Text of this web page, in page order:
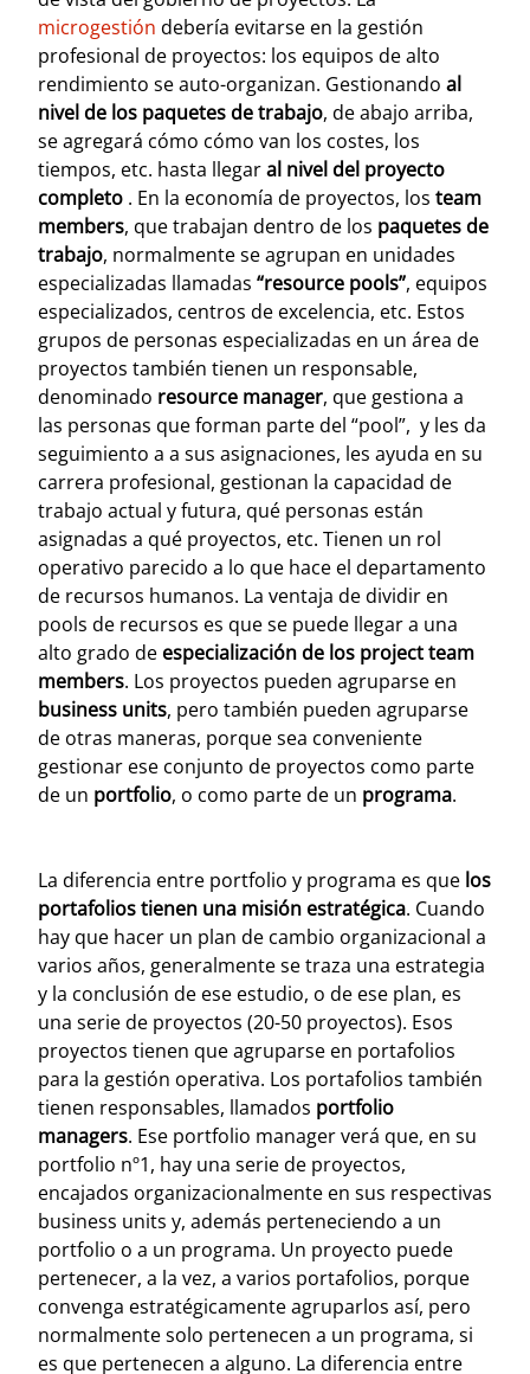
microgestión debería evitarse en la gestión
profesional de proyectos: los equipos de alto
rendimiento se auto-organizan. Gestionando al
nivel de los paquetes de trabajo, de abajo arriba,
se agregará cómo cómo van los costes, los
tiempos, etc. hasta llegaral nivel del proyecto
completo . En la economía de proyectos, los team
members, que trabajan dentro de los paquetes de
trabajo, normalmente se agrupan en unidades
especializadas llamadas “resource pools”, equipos
especializados, centros de excelencia, etc. Estos
grupos de personas especializadas en un área de
proyectos también tienen un responsable,
denominado resource manager, que gestiona a
las personas que forman parte del “pool”, y les da
seguimiento a a sus asignaciones, les ayuda en su
carrera profesional, gestionan la capacidad de
trabajo actual y futura, qué personas están
asignadas a qué proyectos, etc. Tienen un rol
operativo parecido a lo que hace el departamento
de recursos humanos. La ventaja de dividir en
pools de recursos es que se puede llegar a una
alto grado de especialización de los project team
members. Los proyectos pueden agruparse en
business units, pero también pueden agruparse
de otras maneras, porque sea conveniente
gestionar ese conjunto de proyectos como parte
de un portfolio, o como parte de un programa.
La diferencia entre portfolio y programa es que los
portafolios tienen una misión estratégica. Cuando
hay que hacer un plan de cambio organizacional a
varios años, generalmente se traza una estrategia
y la conclusión de ese estudio, o de ese plan, es
una serie de proyectos (20-50 proyectos). Esos
proyectos tienen que agruparse en portafolios
para la gestión operativa. Los portafolios también
tienen responsables, llamados portfolio
managers. Ese portfolio manager verá que, en su
portfolio nº1, hay una serie de proyectos,
encajados organizacionalmente en sus respectivas
business units y, además perteneciendo a un
portfolio o a un programa. Un proyecto puede
pertenecer, a la vez, a varios portafolios, porque
convenga estratégicamente agruparlos así, pero
normalmente solo pertenecen a un programa, si
es que pertenecen a alguno. La diferencia entre